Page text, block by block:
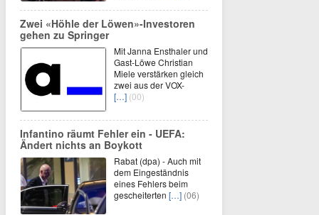
Zwei «Höhle der Löwen»-Investoren
gehen zu Springer
Mit Janna Ensthaler und
Gast-Löwe Christian
Miele verstärken gleich
zwei aus der VOX-
[…] (00)
Infantino räumt Fehler ein - UEFA:
Ändert nichts an Boykott
Rabat (dpa) - Auch mit
dem Eingeständnis
eines Fehlers beim
gescheiterten […] (06)